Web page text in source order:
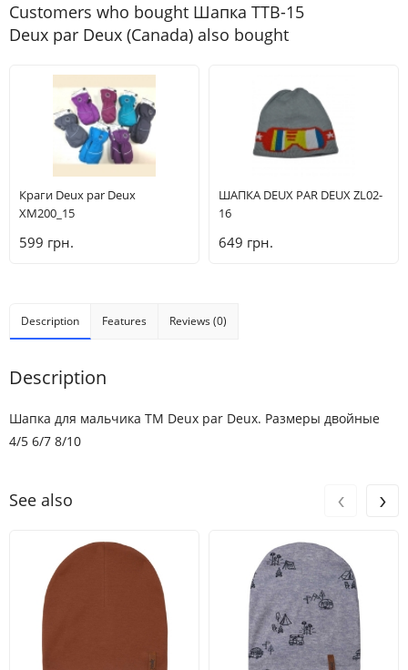
Customers who bought Шапка TTB-15
Deux par Deux (Canada) also bought
Краги Deux par Deux
ХМ200_15
599 грн.
ШАПКА DEUX PAR DEUX ZL02-
16
649 грн.
Description Features Reviews (0)
Description
Шапка для мальчика ТМ Deux par Deux. Размеры двойные
4/5 6/7 8/10
See also ‹ ›